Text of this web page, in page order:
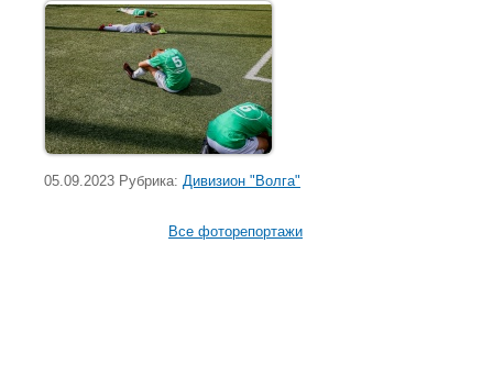
05.09.2023 Рубрика: Дивизион "Волга"
Все фоторепортажи